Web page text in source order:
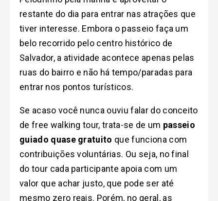
restante do dia para entrar nas atrações que
tiver interesse. Embora o passeio faça um
belo recorrido pelo centro histórico de
Salvador, a atividade acontece apenas pelas
ruas do bairro e não há tempo/paradas para
entrar nos pontos turísticos.
Se acaso você nunca ouviu falar do conceito
de free walking tour, trata-se de um passeio
guiado quase gratuito que funciona com
contribuições voluntárias. Ou seja, no final
do tour cada participante apoia com um
valor que achar justo, que pode ser até
mesmo zero reais. Porém, no geral, as